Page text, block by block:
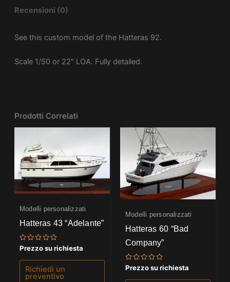
Recensioni (0)
See this custom model of the Hatteras 92.
Scale 1/50 or 22″ LOA. Fully detailed.
Prodotti Correlati
Modelli personalizzati
Hatteras 43 “Adelante”
Valutato
0
su
Prezzo su richiesta
Richiedi un
preventivo
Modelli personalizzati
Hatteras 60 “Bad
Company”
Valutato
0
su
Prezzo su richiesta